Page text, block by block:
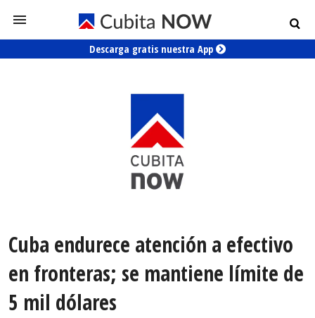
Descarga gratis nuestra App
Cuba endurece atención a efectivo
en fronteras; se mantiene límite de
5 mil dólares